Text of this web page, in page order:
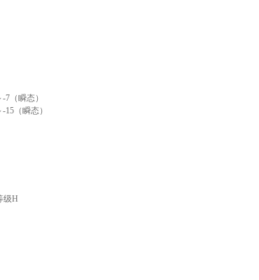
（瞬态）
（瞬态）
级H